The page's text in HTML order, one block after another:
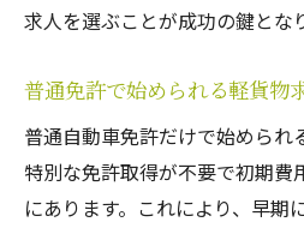
シフト自由な軽貨物求
未経験者が安心して始める
軽貨物求人で未経験
ト体制
研修充実の軽貨物求
求人を選ぶことが成功の鍵とな
普通免許で始められる軽貨物
普通自動車免許だけで始められ
特別な免許取得が不要で初期費
にあります。これにより、早期